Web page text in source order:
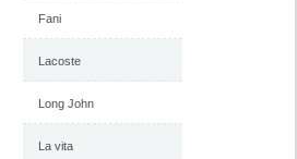
Fani
Lacoste
Long John
La vita